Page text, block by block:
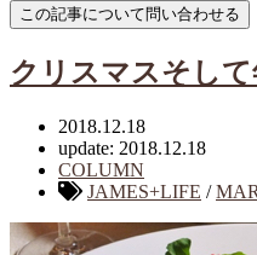
クリスマスそして
2018.12.18
update: 2018.12.18
COLUMN
JAMES+LIFE /